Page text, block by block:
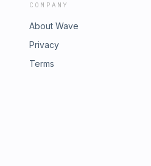
COMPANY
About Wave
Privacy
Terms